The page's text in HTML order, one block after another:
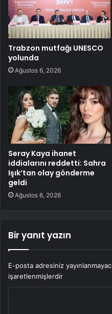
Trabzon mutfağı UNESCO
yolunda
Ağustos 6, 2026
Seray Kaya ihanet
iddialarını reddetti: Sahra
Işık’tan olay gönderme
geldi
Ağustos 6, 2026
Bir yanıt yazın
E-posta adresiniz
işaretlenmişlerdir